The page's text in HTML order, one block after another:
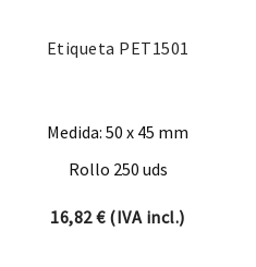
Etiqueta PET1501
Medida: 50 x 45 mm
Rollo 250 uds
16,82€(IVA incl.)